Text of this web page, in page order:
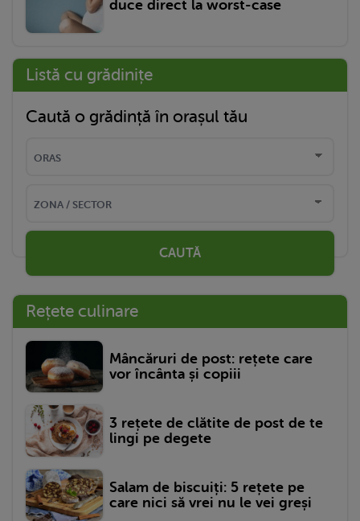
duce direct la worst-case
Listă cu grădinițe
Caută o grădință în orașul tău
CAUTĂ
Rețete culinare
Mâncăruri de post: rețete care
vor încânta și copiii
3 rețete de clătite de post de te
lingi pe degete
Salam de biscuiți: 5 rețete pe
care nici să vrei nu le vei greși